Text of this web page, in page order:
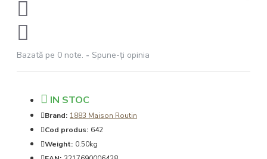
Bazată pe 0 note. - Spune-ţi opinia
IN STOC
Brand: 1883 Maison Routin
Cod produs: 642
Weight: 0.50kg